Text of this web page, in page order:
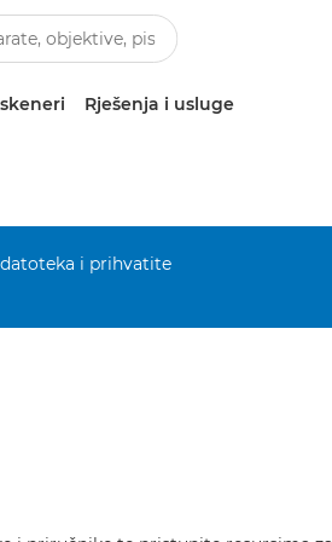
Rješenja i usluge
i prihvatite